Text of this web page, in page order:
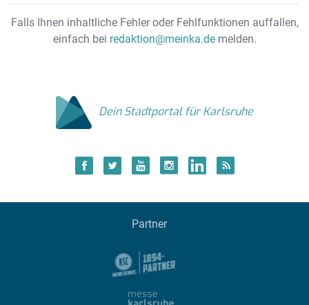
Falls Ihnen inhaltliche Fehler oder Fehlfunktionen auffallen,
einfach bei redaktion@meinka.demelden.
Dein Stadtportal für Karlsruhe
Partner